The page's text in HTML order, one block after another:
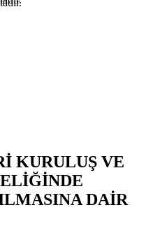
KURULUŞ VE
DAİR